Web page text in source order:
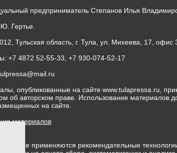
предприниматель Степанов Илья
Гертье.
Тульская область, г. Тула, ул. Михеева, 17, офис
+7 4872 52-55-33, +7 930-074-52-17
опубликованные на сайте www.tulapressa.ru,
об авторском праве. Использование материалов
на сайте.
материалов
применяются рекомендательные